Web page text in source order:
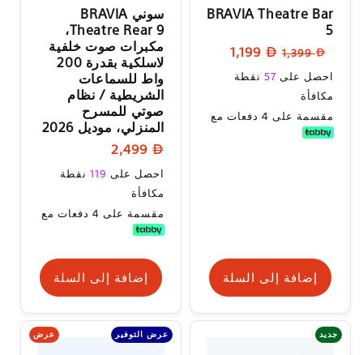
BRAVIA Theatre Bar
5
السعر
العادي
1,399
سعر
البيع
سعر
البيع
احصل على 57 نقطة
مكافأة
مقسمة على 4 دفعات مع
إضافة إلى السلة
سوني BRAVIA
Theatre Rear 9،
مكبرات صوت خلفية
لاسلكية بقدرة 200
واط للسماعات
الشريطية / نظام
صوتي للمسرح
المنزلي، موديل 2026
السعر
العادي
السعر
العادي
احصل على 119 نقطة
مكافأة
مقسمة على 4 دفعات مع
إضافة إلى السلة
جديد عرض التوفير عرض